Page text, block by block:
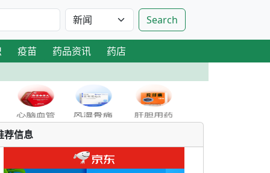
Search
疫苗 药品资讯 药店
荐信息